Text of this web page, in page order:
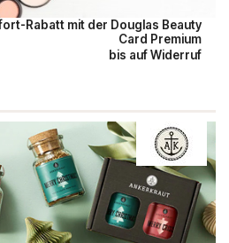
Rabatt mit der Douglas Beauty
Card Premium
bis auf Widerruf